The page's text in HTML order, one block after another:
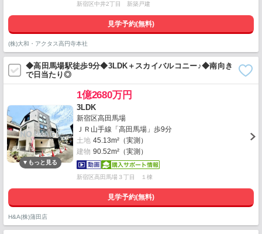
新宿区中井2丁目 新築戸建
見学予約(無料)
(株)大和・アクタス高円寺本社
◆高田馬場駅徒歩9分◆3LDK＋スカイバルコニー♪◆南向き
で日当たり◎
1億2680万円
3LDK
新宿区高田馬場
ＪＲ山手線「高田馬場」歩9分
土地 45.13m²（実測）
建物 90.52m²（実測）
新宿区高田馬場３丁目 １棟
見学予約(無料)
H&A(株)蒲田店